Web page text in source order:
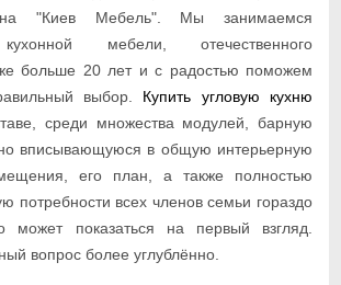
"Киев Мебель". Мы занимаемся
мебели, отечественного
больше 20 лет и с радостью поможем
выбор. Купить угловую кухню
среди множества модулей, барную
вписывающуюся в общую интерьерную
его план, а также полностью
потребности всех членов семьи гораздо
показаться на первый взгляд.
вопрос более углублённо.